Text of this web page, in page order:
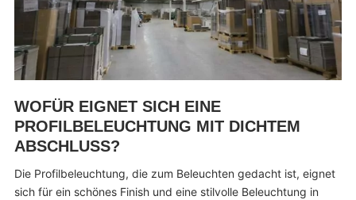
WOFÜR EIGNET SICH EINE
PROFILBELEUCHTUNG MIT DICHTEM
ABSCHLUSS?
Die Profilbeleuchtung, die zum Beleuchten gedacht ist, eignet
sich für ein schönes Finish und eine stilvolle Beleuchtung in